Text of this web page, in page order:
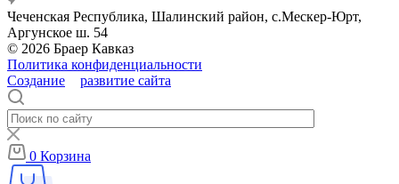
Чеченская Республика, Шалинский район, с.Мескер-Юрт,
Аргунское ш. 54
© 2026 Браер Кавказ
Политика конфиденциальности
Создание
развитие сайта
0 Корзина